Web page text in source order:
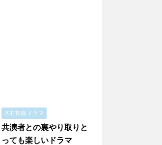
木村拓哉 ドラマ
共演者との裏やり取りと
っても楽しいドラマ